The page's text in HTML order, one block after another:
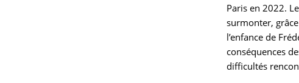
Paris en 2022.
surmonter,
l’enfance de
conséquences
difficultés